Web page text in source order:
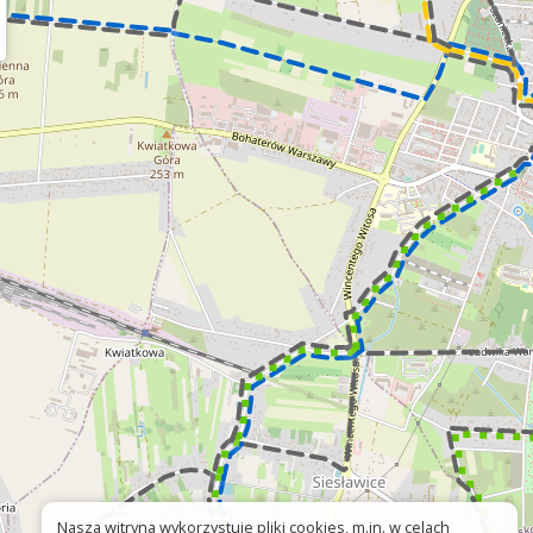
Nasza witryna wykorzystuje pliki cookies, m.in. w celach